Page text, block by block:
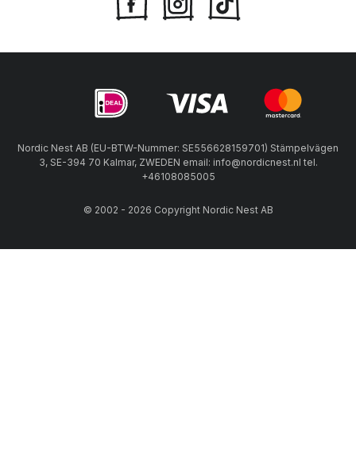
Nordic Nest AB (EU-BTW-Nummer: SE556628159701) Stämpelvägen
3, SE-394 70 Kalmar, ZWEDEN email: info@nordicnest.nl tel.
+46108085005
© 2002 - 2026 Copyright Nordic Nest AB